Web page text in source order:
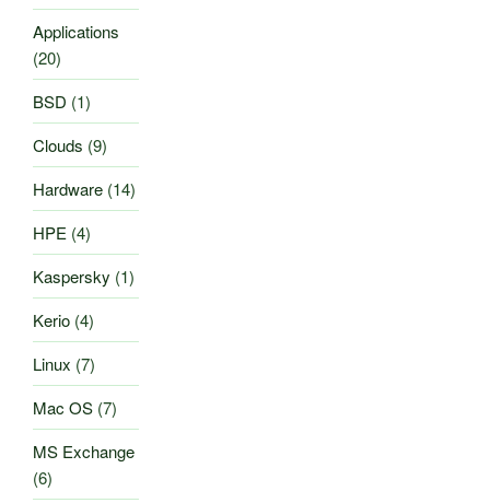
Applications
(20)
BSD (1)
Clouds (9)
Hardware (14)
HPE (4)
Kaspersky (1)
Kerio (4)
Linux (7)
Mac OS (7)
MS Exchange
(6)